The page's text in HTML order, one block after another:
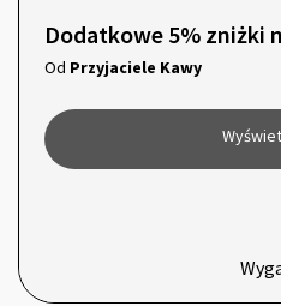
Dodatkowe 5% zniżki
Od Przyjaciele Kawy